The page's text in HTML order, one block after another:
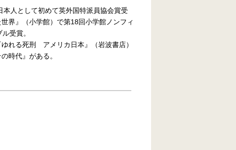
人として初めて英外国特派員協会賞受
界』（小学館）で第18回小学館ノンフィ
受賞。
れる死刑 アメリカ日本』（岩波書店）
時代』がある。